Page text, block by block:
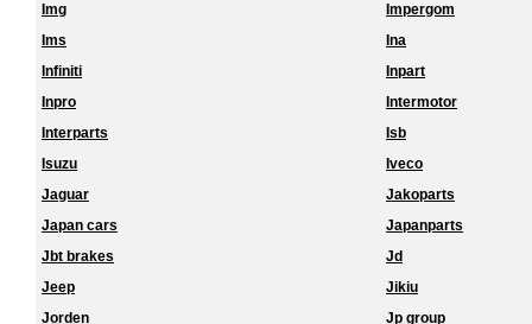
Img
Impergom
Ims
Ina
Infiniti
Inpart
Inpro
Intermotor
Interparts
Isb
Isuzu
Iveco
Jaguar
Jakoparts
Japan cars
Japanparts
Jbt brakes
Jd
Jeep
Jikiu
Jorden
Jp group